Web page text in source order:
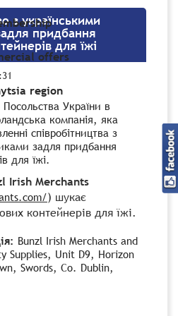
offers
region
з українськими
придбання
для їжі
України в
компанія, яка
співробітництва з
задля придбання
для їжі.
Irish Merchants
) шукає
контейнерів для їжі.
Bunzl Irish Merchants and
Supplies, Unit D9, Horizon
Swords, Co. Dublin,